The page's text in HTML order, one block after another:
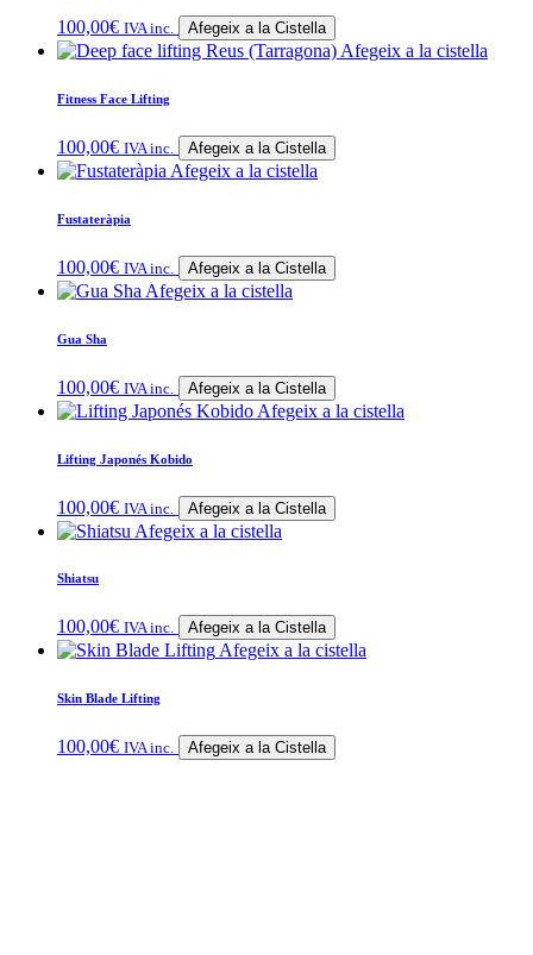
100,00€ IVA inc. Afegeix a la Cistella
Afegeix a la cistella
Fitness Face Lifting
100,00€ IVA inc. Afegeix a la Cistella
Afegeix a la cistella
Fustateràpia
100,00€ IVA inc. Afegeix a la Cistella
Afegeix a la cistella
Gua Sha
100,00€ IVA inc. Afegeix a la Cistella
Afegeix a la cistella
Lifting Japonés Kobido
100,00€ IVA inc. Afegeix a la Cistella
Afegeix a la cistella
Shiatsu
100,00€ IVA inc. Afegeix a la Cistella
Afegeix a la cistella
Skin Blade Lifting
100,00€ IVA inc. Afegeix a la Cistella